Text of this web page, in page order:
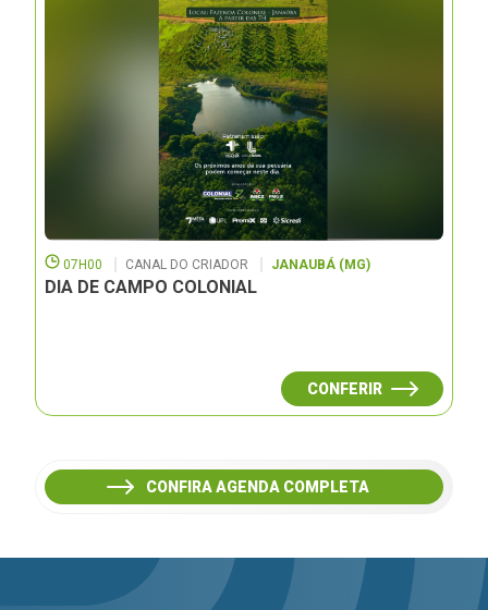
07H00 CANAL DO CRIADOR JANAUBÁ (MG)
DIA DE CAMPO COLONIAL
CONFERIR
CONFIRA AGENDA COMPLETA